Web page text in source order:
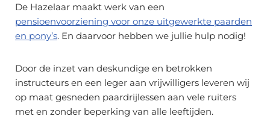
De Hazelaar maakt werk van een
pensioenvoorziening voor onze uitgewerkte paarden
en pony’s. En daarvoor hebben we jullie hulp nodig!
Door de inzet van deskundige en betrokken
instructeurs en een leger aan vrijwilligers leveren wij
op maat gesneden paardrijlessen aan vele ruiters
met en zonder beperking van alle leeftijden.